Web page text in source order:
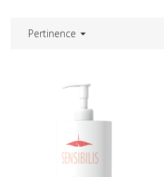
Pertinence 